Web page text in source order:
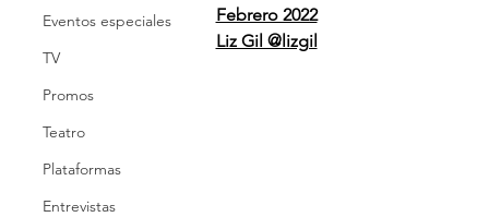
Eventos especiales
TV
Promos
Teatro
Plataformas
Entrevistas
Febrero 2022
Liz Gil @lizgil